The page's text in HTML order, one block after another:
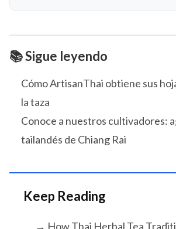
📚 Sigue leyendo
Cómo ArtisanThai obtiene sus
la taza
Conoce a nuestros cultivadores:
tailandés de Chiang Rai
Keep Reading
→ How Thai Herbal Tea